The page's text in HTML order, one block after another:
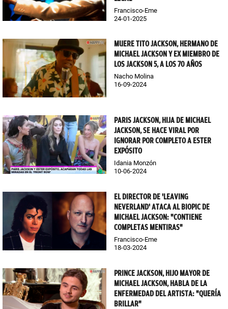
Francisco-Eme
24-01-2025
MUERE TITO JACKSON, HERMANO DE
MICHAEL JACKSON Y EX MIEMBRO DE
LOS JACKSON 5, A LOS 70 AÑOS
Nacho Molina
16-09-2024
PARIS JACKSON, HIJA DE MICHAEL
JACKSON, SE HACE VIRAL POR
IGNORAR POR COMPLETO A ESTER
EXPÓSITO
Idania Monzón
10-06-2024
EL DIRECTOR DE 'LEAVING
NEVERLAND' ATACA AL BIOPIC DE
MICHAEL JACKSON: "CONTIENE
COMPLETAS MENTIRAS"
Francisco-Eme
18-03-2024
PRINCE JACKSON, HIJO MAYOR DE
MICHAEL JACKSON, HABLA DE LA
ENFERMEDAD DEL ARTISTA: "QUERÍA
BRILLAR"